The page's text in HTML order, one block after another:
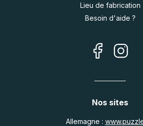
Lieu de fabrication
Besoin d'aide ?
Nos sites
Allemagne :